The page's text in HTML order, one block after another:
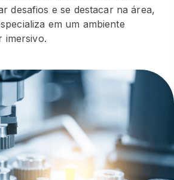
desafios e se destacar na área,
em um ambiente
imersivo.